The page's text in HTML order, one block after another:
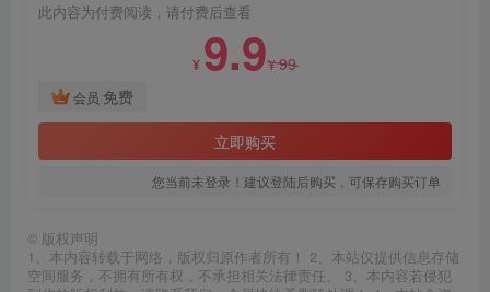
此内容为付费阅读，请付费后查看
¥ 9.9¥99
会员 免费
立即购买
您当前未登录！建议登陆后购买，可保存购买订单
© 版权声明
1、本内容转载于网络，版权归原作者所有！ 2、本站仅提供信息存储
空间服务，不拥有所有权，不承担相关法律责任。 3、本内容若侵犯